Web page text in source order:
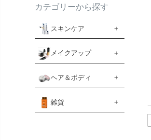
カテゴリーから探す
スキンケア
メイクアップ
ヘア＆ボディ
雑貨